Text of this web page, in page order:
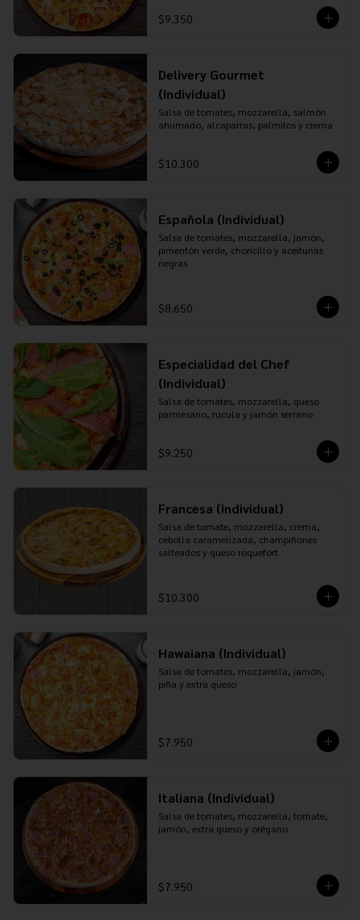
$9.350
Delivery Gourmet
(Individual)
Salsa de tomates, mozzarella, salmón
ahumado, alcaparras, palmitos y crema
$10.300
Española (Individual)
Salsa de tomates, mozzarella, jamón,
pimentón verde, choricillo y aceitunas
negras
$8.650
Especialidad del Chef
(Individual)
Salsa de tomates, mozzarella, queso
parmesano, rúcula y jamón serrano
$9.250
Francesa (Individual)
Salsa de tomate, mozzarella, crema,
cebolla caramelizada, champiñones
salteados y queso roquefort
$10.300
Hawaiana (Individual)
Salsa de tomates, mozzarella, jamón,
piña y extra queso
$7.950
Italiana (Individual)
Salsa de tomates, mozzarella, tomate,
jamón, extra queso y orégano
$7.950